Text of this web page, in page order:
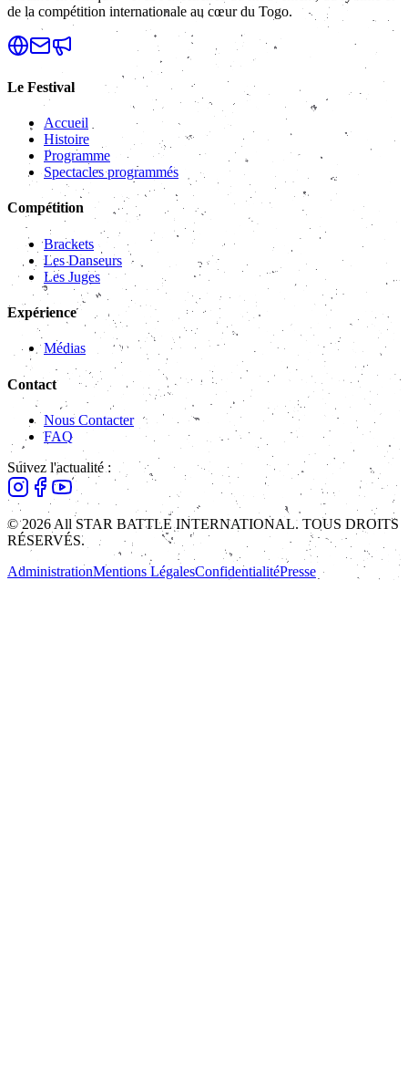
de la compétition internationale au cœur du Togo.
Le Festival
Accueil
Histoire
Programme
Spectacles programmés
Compétition
Brackets
Les Danseurs
Les Juges
Expérience
Médias
Contact
Nous Contacter
FAQ
Suivez l'actualité :
© 2026 All STAR BATTLE INTERNATIONAL. TOUS DROITS
RÉSERVÉS.
AdministrationMentions LégalesConfidentialitéPresse